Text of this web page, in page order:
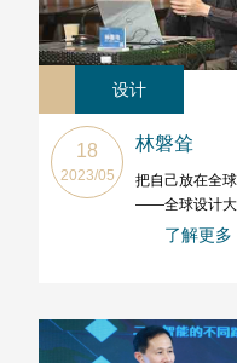
设计
18
2023/05
林磐耸
把自己放在全
——全球设计大
应策略了解更多